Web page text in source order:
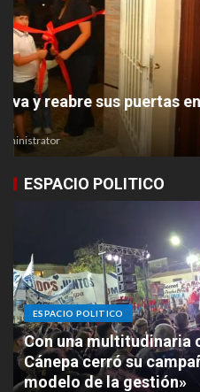
MAGAZINE
Lovelia presentó su
Chacabuco
6 de octubre de 2025
ESPACIO POLITICO
ESPACIO POLITICO
Masiva caravana de
cierre de campaña
municipales